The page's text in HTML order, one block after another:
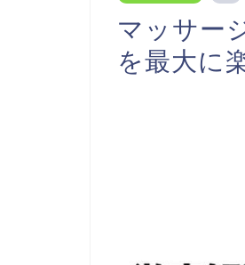
マッサー
を最大に